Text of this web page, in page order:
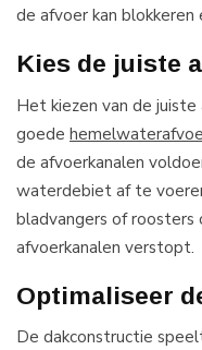
de afvoer kan
Kies de juiste
Het kiezen van de juiste
goede
de afvoerkanalen
waterdebiet af te
bladvangers of
afvoerkanalen verstopt.
Optimaliseer
De dakconstructie